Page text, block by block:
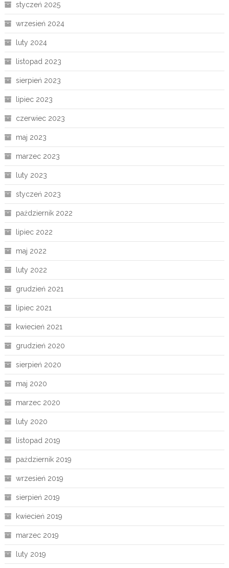
styczeń 2025
wrzesień 2024
luty 2024
listopad 2023
sierpień 2023
lipiec 2023
czerwiec 2023
maj 2023
marzec 2023
luty 2023
styczeń 2023
październik 2022
lipiec 2022
maj 2022
luty 2022
grudzień 2021
lipiec 2021
kwiecień 2021
grudzień 2020
sierpień 2020
maj 2020
marzec 2020
luty 2020
listopad 2019
październik 2019
wrzesień 2019
sierpień 2019
kwiecień 2019
marzec 2019
luty 2019